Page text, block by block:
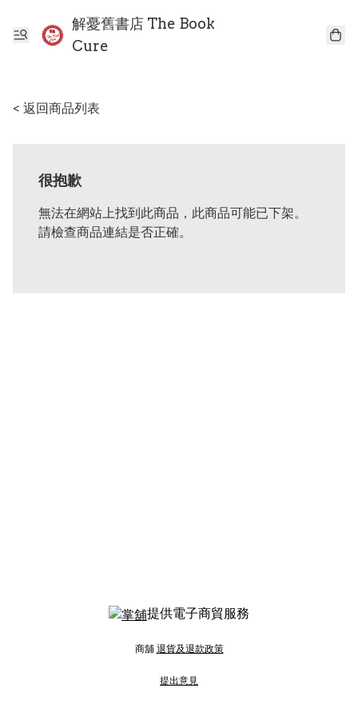
解憂舊書店 The Book
Cure
< 返回商品列表
很抱歉
無法在網站上找到此商品，此商品可能已下架。
請檢查商品連結是否正確。
提供電子商貿服務
商舖 退貨及退款政策
提出意見